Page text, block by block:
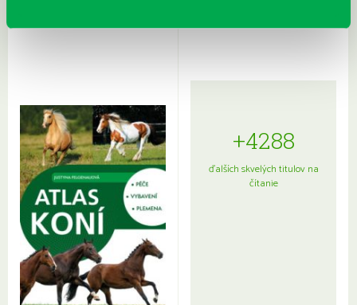
+4288
ďalších skvelých titulov na
čítanie